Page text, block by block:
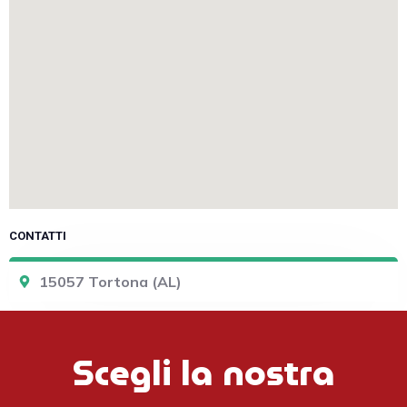
CONTATTI
15057 Tortona (AL)
Scegli la nostra